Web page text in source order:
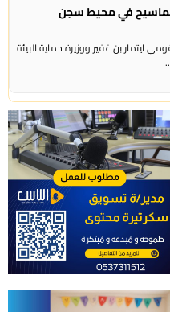
في محيط سجن
بن غفير ووزيرة حماية البيئة